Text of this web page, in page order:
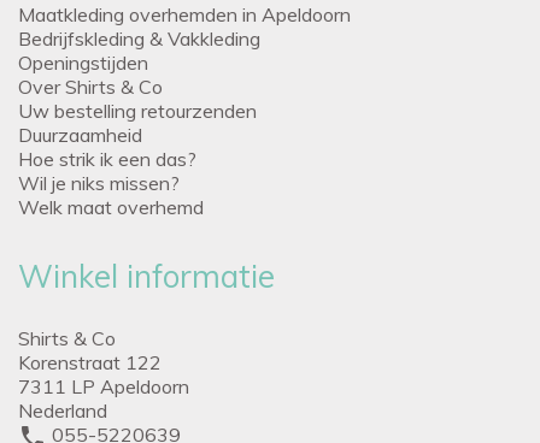
Maatkleding overhemden in Apeldoorn
Bedrijfskleding & Vakkleding
Openingstijden
Over Shirts & Co
Uw bestelling retourzenden
Duurzaamheid
Hoe strik ik een das?
Wil je niks missen?
Welk maat overhemd
Winkel informatie
Shirts & Co
Korenstraat 122
7311 LP Apeldoorn
Nederland
phone 055-5220639